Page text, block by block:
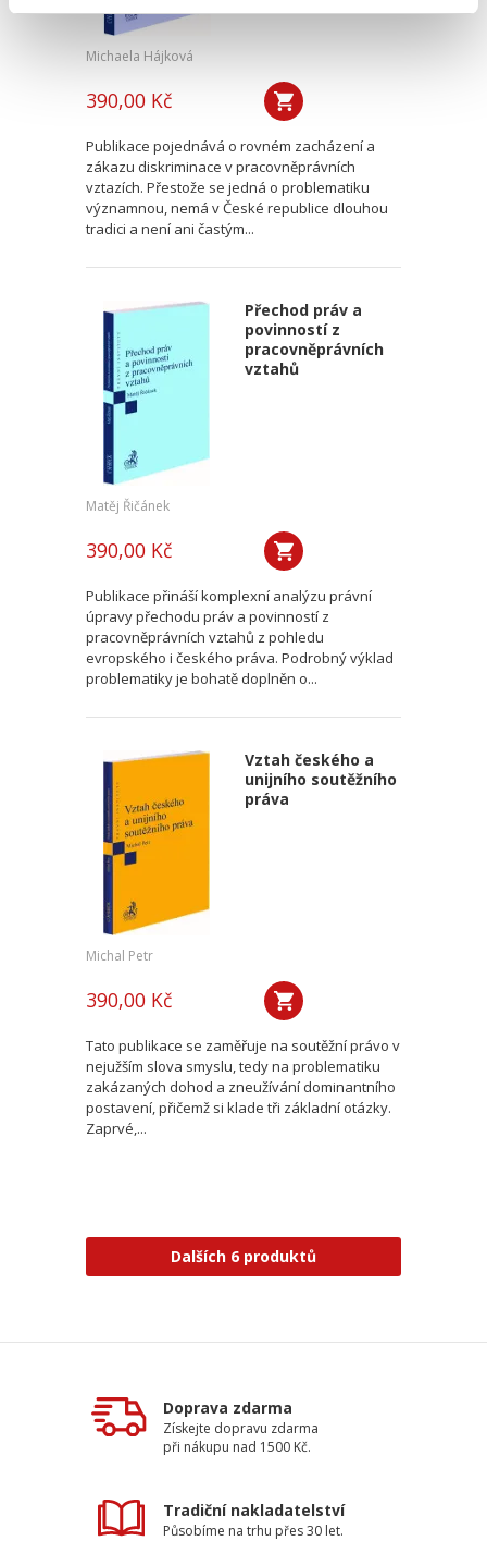
Michaela Hájková
390,00 Kč
Publikace pojednává o rovném zacházení a
zákazu diskriminace v pracovněprávních
vztazích. Přestože se jedná o problematiku
významnou, nemá v České republice dlouhou
tradici a není ani častým...
Přechod práv a
povinností z
pracovněprávních
vztahů
Matěj Řičánek
390,00 Kč
Publikace přináší komplexní analýzu právní
úpravy přechodu práv a povinností z
pracovněprávních vztahů z pohledu
evropského i českého práva. Podrobný výklad
problematiky je bohatě doplněn o...
Vztah českého a
unijního soutěžního
práva
Michal Petr
390,00 Kč
Tato publikace se zaměřuje na soutěžní právo v
nejužším slova smyslu, tedy na problematiku
zakázaných dohod a zneužívání dominantního
postavení, přičemž si klade tři základní otázky.
Zaprvé,...
Dalších 6 produktů
Doprava zdarma
Získejte dopravu zdarma
při nákupu nad 1500 Kč.
Tradiční nakladatelství
Působíme na trhu přes 30 let.